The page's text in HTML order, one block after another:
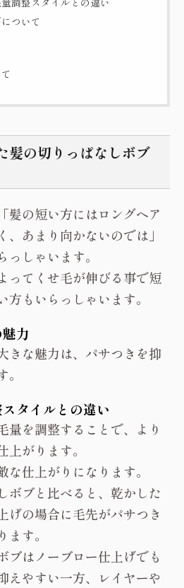
ついて
髪の切りっぱなしボブ
髪の短い方にはロングヘア
、あまり向かないのでは」
っしゃいます。
ってくせ毛が伸びる事で短
もいらっしゃいます。
力
きな魅力は、パサつきを抑
タイルとの違い
量を調整することで、より
がります。
な仕上がりになります。
ボブと比べると、乾かした
げの場合に毛先がパサつき
す。
ブはノーブロー仕上げでも
えやすい一方、レイヤーや